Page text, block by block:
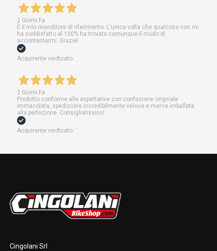
2 Giorni Fa
È il mio rivenditore di riferimento. L'unica volta che qualcosa non mi
ha soddisfatto al 100% ha trovato comunque il modo di
accontentarmi. Grazie!
Acquirente verificato
2 Giorni Fa
Prodotto conforme alle aspettative con confezione originale
immacolata, spedizione incredibilmente veloce e merce imballata
alla perfezione. Consigliatissino!
Acquirente verificato
Cingolani Srl